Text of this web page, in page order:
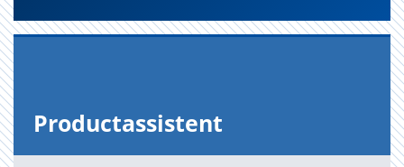
Pro­duct­as­sis­tent